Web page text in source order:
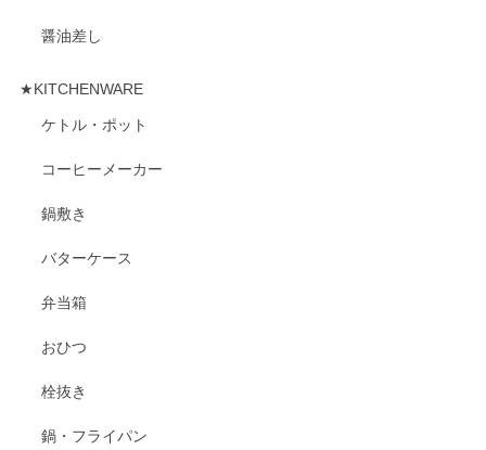
醤油差し
★KITCHENWARE
ケトル・ポット
コーヒーメーカー
鍋敷き
バターケース
弁当箱
おひつ
栓抜き
鍋・フライパン